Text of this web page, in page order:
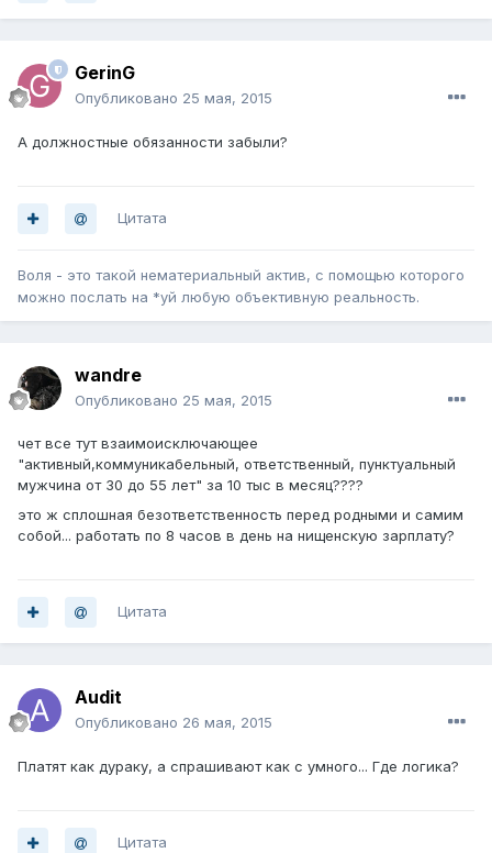
GerinG
Опубликовано 25 мая, 2015
А должностные обязанности забыли?
Цитата
Воля - это такой нематериальный актив, с помощью которого
можно послать на *уй любую объективную реальность.
wandre
Опубликовано 25 мая, 2015
чет все тут взаимоисключающее
"активный,коммуникабельный, ответственный, пунктуальный
мужчина от 30 до 55 лет" за 10 тыс в месяц????
это ж сплошная безответственность перед родными и самим
собой... работать по 8 часов в день на нищенскую зарплату?
Цитата
Audit
Опубликовано 26 мая, 2015
Платят как дураку, а спрашивают как с умного... Где логика?
Цитата